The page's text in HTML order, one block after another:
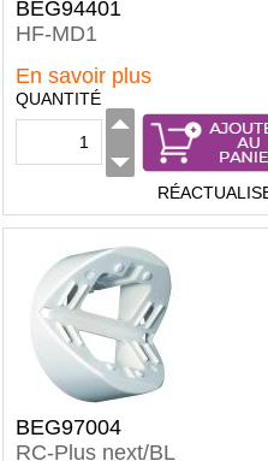
BEG94401
HF-MD1
En savoir plus
QUANTITÉ
BEG97004
RC-Plus next/BL